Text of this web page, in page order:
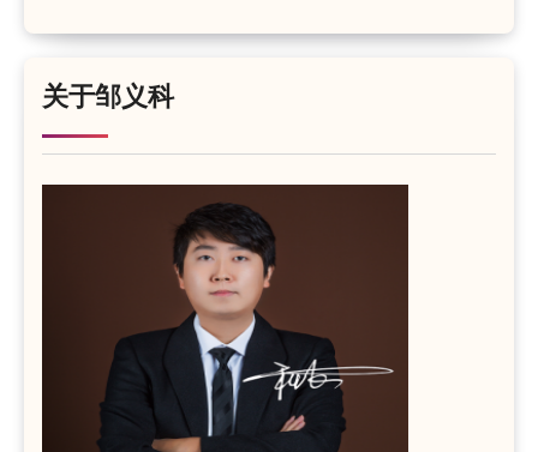
关于邹义科